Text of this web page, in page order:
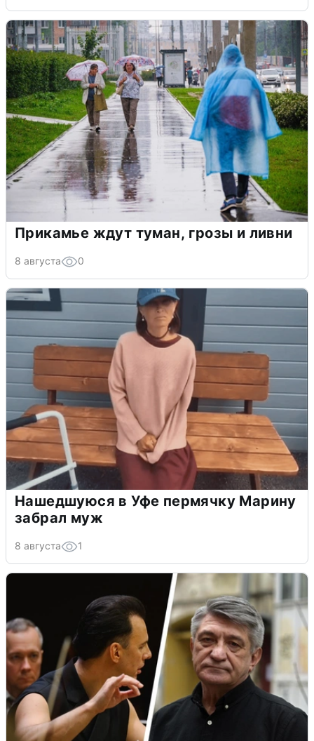
Прикамье ждут туман, грозы и ливни
8 августа 0
Нашедшуюся в Уфе пермячку Марину
забрал муж
8 августа 1